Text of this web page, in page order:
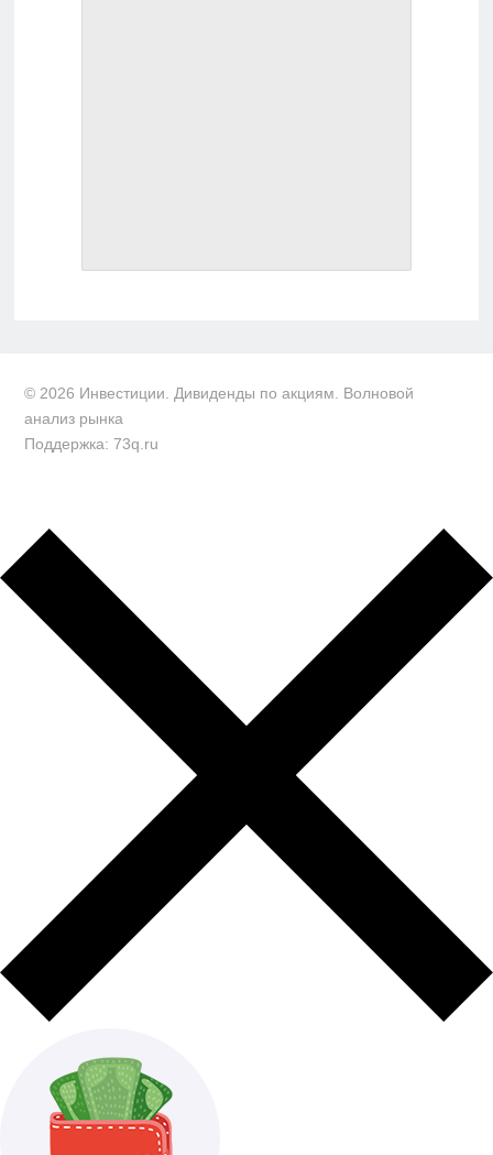
© 2026 Инвестиции. Дивиденды по акциям. Волновой
анализ рынка
Поддержка: 73q.ru